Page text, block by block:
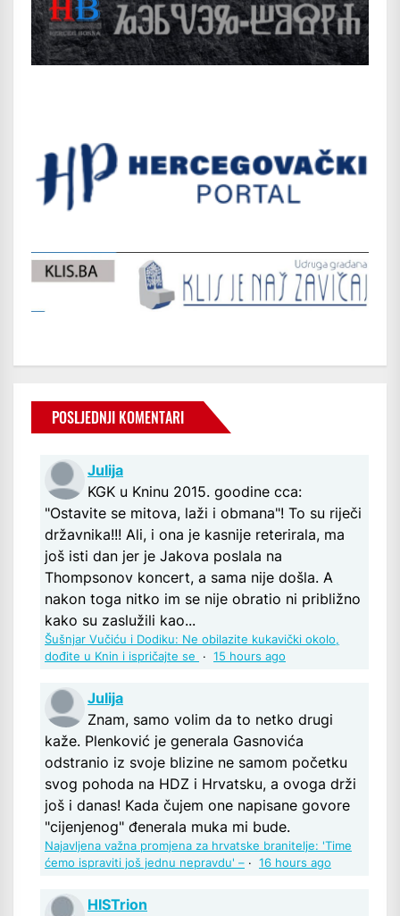
POSLJEDNJI KOMENTARI
Julija
KGK u Kninu 2015. goodine cca:
"Ostavite se mitova, laži i obmana"! To su riječi
državnika!!! Ali, i ona je kasnije reterirala, ma
još isti dan jer je Jakova poslala na
Thompsonov koncert, a sama nije došla. A
nakon toga nitko im se nije obratio ni približno
kako su zaslužili kao...
Šušnjar Vučiću i Dodiku: Ne obilazite kukavički okolo,
dođite u Knin i ispričajte se
· 15 hours ago
Julija
Znam, samo volim da to netko drugi
kaže. Plenković je generala Gasnovića
odstranio iz svoje blizine ne samom početku
svog pohoda na HDZ i Hrvatsku, a ovoga drži
još i danas! Kada čujem one napisane govore
"cijenjenog" đenerala muka mi bude.
Najavljena važna promjena za hrvatske branitelje: 'Time
ćemo ispraviti još jednu nepravdu' – · 16 hours ago
HISTrion